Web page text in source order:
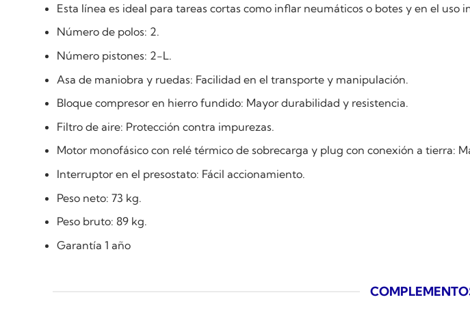
Esta línea es ideal para tareas cortas como inflar neumáticos o botes y en el
Número de polos: 2.
Número pistones: 2-L.
Asa de maniobra y ruedas: Facilidad en el transporte y manipulación.
Bloque compresor en hierro fundido: Mayor durabilidad y resistencia.
Filtro de aire: Protección contra impurezas.
Motor monofásico con relé térmico de sobrecarga y plug con conexión a tierra:
Interruptor en el presostato: Fácil accionamiento.
Peso neto: 73 kg.
Peso bruto: 89 kg.
Garantía 1 año